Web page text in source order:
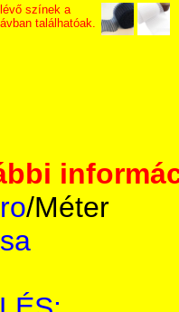
színek a
találhatóak.
/Méter